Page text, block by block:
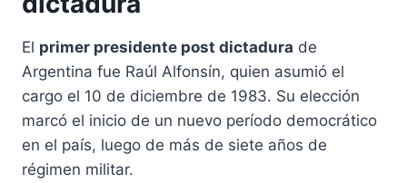
El primer presidente post dictadura de
Argentina fue Raúl Alfonsín, quien asumió el
cargo el 10 de diciembre de 1983. Su elección
marcó el inicio de un nuevo período democrático
en el país, luego de más de siete años de
régimen militar.